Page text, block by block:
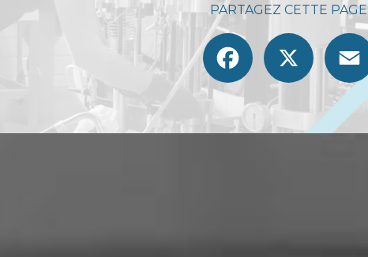
PARTAGEZ CETTE PAGE
Facebook